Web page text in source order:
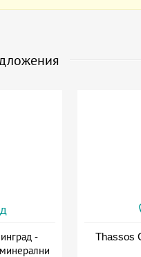
-
Thassos